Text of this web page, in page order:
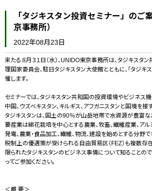
「タジキスタン投資セミナー」のご
京事務所）
2022年08月23日
来たる８月３１日（水）、UNIDO東京事務所は、タジキスタ
理国家委員会、駐日タジキスタン大使館とともに、「タジキ
催します。
セミナーでは、タジキスタン共和国の投資環境やビジネス機
中国、ウズベキスタン、キルギス、アフガニスタンと国境を
タジキスタンは、国土の90％が山岳地帯で水資源が豊富な
要産業は綿花栽培を中心とする農業、牧畜、繊維産業、アル
発電、農業・食品加工、繊維、物流、建設を始めとする分野
税制上の優遇策が受けられる自由貿易区（FEZ）も複数存
限られたタジキスタンのビジネス事情について知ることの
ってご参加ください。
＜概 要＞